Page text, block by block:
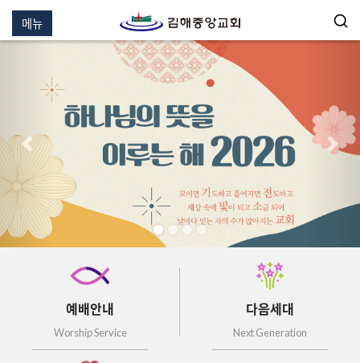
메뉴
이전 다음
예배안내
Worship Service
다음세대
Next Generation